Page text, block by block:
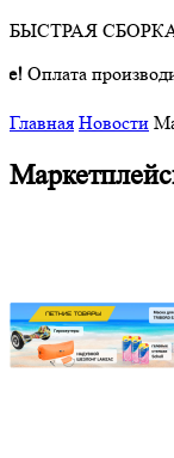
БЫСТРАЯ
Оплата
Главная Новости